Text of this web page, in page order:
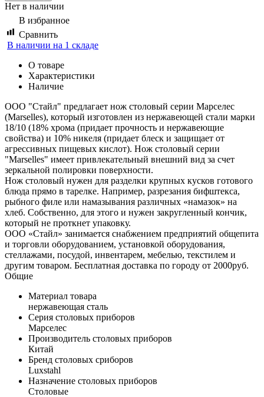
Нет в наличии
В избранное
Сравнить
В наличии на 1 складе
О товаре
Характеристики
Наличие
ООО "Стайл" предлагает нож столовый серии Марселес
(Marselles), который изготовлен из нержавеющей стали марки
18/10 (18% хрома (придает прочность и нержавеющие
свойства) и 10% никеля (придает блеск и защищает от
агрессивных пищевых кислот). Нож столовый серии
"Marselles" имеет привлекательный внешний вид за счет
зеркальной полировки поверхности.
Нож столовый нужен для разделки крупных кусков готового
блюда прямо в тарелке. Например, разрезания бифштекса,
рыбного филе или намазывания различных «намазок» на
хлеб. Собственно, для этого и нужен закругленный кончик,
который не проткнет упаковку.
ООО «Стайл» занимается снабжением предприятий общепита
и торговли оборудованием, установкой оборудования,
стеллажами, посудой, инвентарем, мебелью, текстилем и
другим товаром. Бесплатная доставка по городу от 2000руб.
Общие
Материал товара
нержавеющая сталь
Серия столовых приборов
Марселес
Производитель столовых приборов
Китай
Бренд столовых сриборов
Luxstahl
Назначение столовых приборов
Столовые